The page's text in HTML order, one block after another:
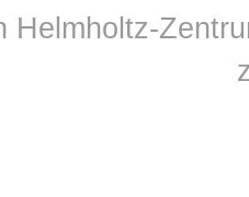
Helmholtz-